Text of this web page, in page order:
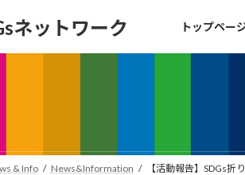
ネットワーク トップペー
& Info News&Information 【活動報告】SDGs折